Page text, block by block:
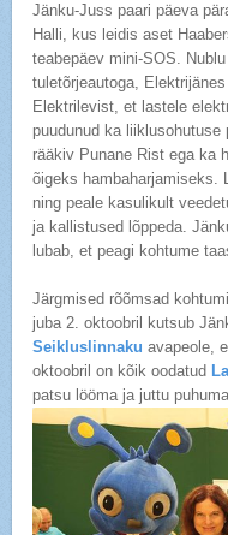
Jänku-Juss paari päeva
Halli, kus leidis aset
teabepäev mini-SOS.
tuletõrjeautoga,
Elektrilevist, et lastele
puudunud ka
rääkiv Punane Rist ega ka
õigeks hambaharjamiseks.
ning peale kasulikult
ja kallistused lõppeda.
lubab, et peagi kohtume
Järgmised rõõmsad
juba 2. oktoobril kutsub
Seikluslinnaku avapeole,
oktoobril on kõik oodatud
patsu lööma ja juttu